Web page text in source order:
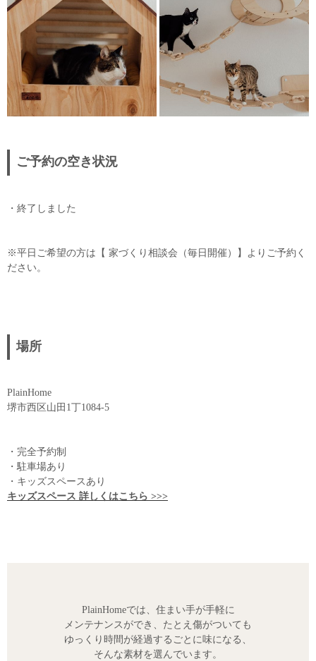
ご予約の空き状況
・終了しました
※平日ご希望の方は【 家づくり相談会（毎日開催）】よりご予約く
ださい。
場所
PlainHome
堺市西区山田1丁1084-5
・完全予約制
・駐車場あり
・キッズスペースあり
キッズスペース 詳しくはこちら >>>
PlainHomeでは、住まい手が手軽に
メンテナンスができ、たとえ傷がついても
ゆっくり時間が経過するごとに味になる、
そんな素材を選んでいます。